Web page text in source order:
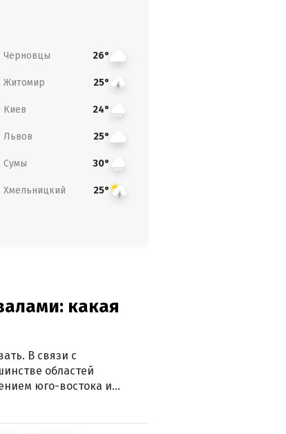
Черновцы 26°
Житомир 25°
Киев 24°
Львов 25°
Сумы 30°
Хмельницкий 25°
какая
В связи с
областей
юго-востока и